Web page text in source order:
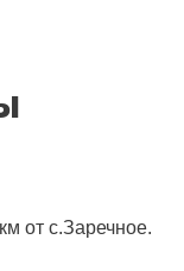
от с.Заречное.